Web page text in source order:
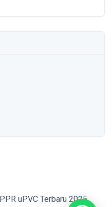
uPVC Terbaru 2025.